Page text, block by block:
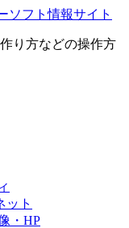
ソフト情報サイト
作り方などの操作方
ット
・HP